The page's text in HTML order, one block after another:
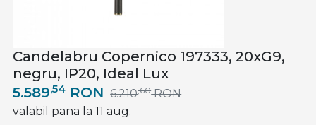
Candelabru Copernico 197333, 20xG9,
negru, IP20, Ideal Lux
5.589,54 RON 6.210,60 RON
valabil pana la 11 aug.